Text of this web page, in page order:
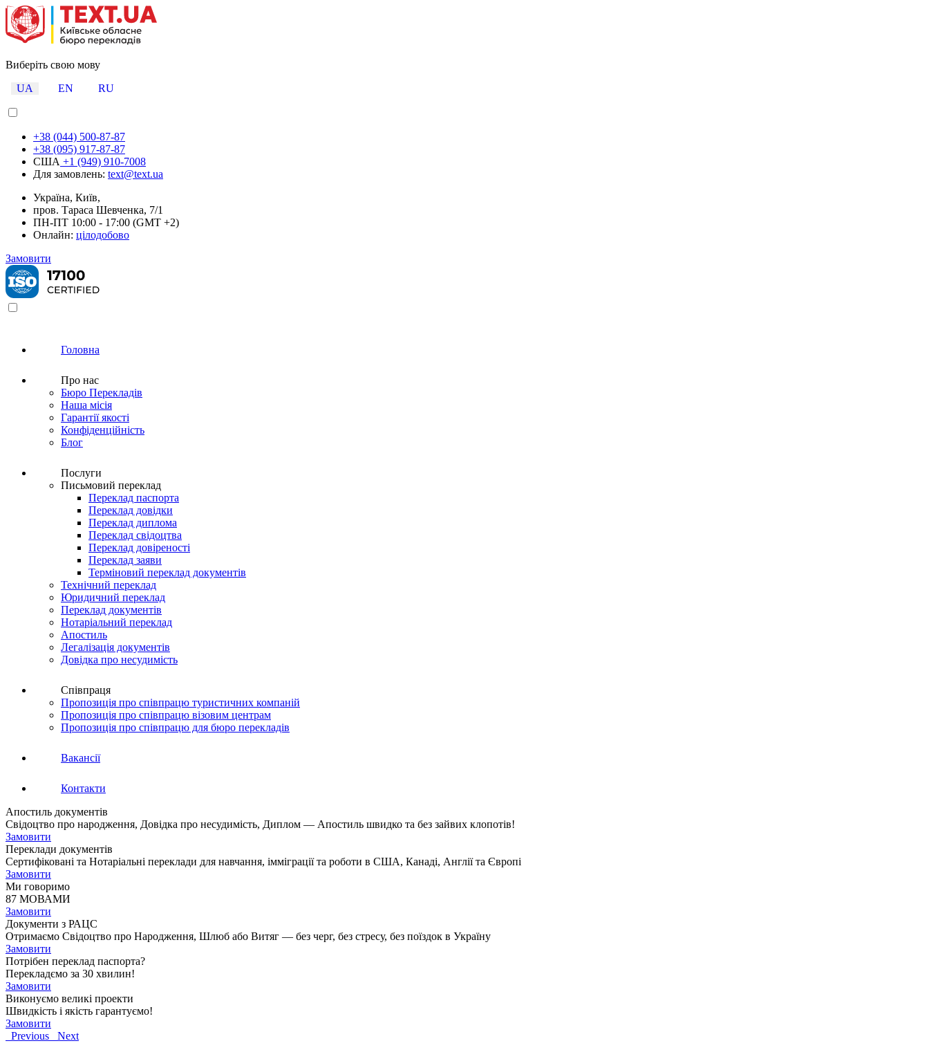
Виберіть свою мову
UA
EN RU
+38 (044) 500-87-87
+38 (095) 917-87-87
США +1 (949) 910-7008
Для замовлень: text@text.ua
Україна, Київ,
пров. Тараса Шевченка, 7/1
ПН-ПТ 10:00 - 17:00 (GMT +2)
Онлайн: цілодобово
Замовити
Головна
Про нас
Бюро Перекладів
Наша місія
Гарантії якості
Конфіденційність
Блог
Послуги
Письмовий переклад
Переклад паспорта
Переклад довідки
Переклад диплома
Переклад свідоцтва
Переклад довіреності
Переклад заяви
Терміновий переклад документів
Технічний переклад
Юридичний переклад
Переклад документів
Нотаріальний переклад
Апостиль
Легалізація документів
Довідка про несудимість
Співпраця
Пропозиція про співпрацю туристичних компаній
Пропозиція про співпрацю візовим центрам
Пропозиція про співпрацю для бюро перекладів
Вакансії
Контакти
Апостиль документів
Свідоцтво про народження, Довідка про несудимість, Диплом — Апостиль швидко та без зайвих клопотів!
Замовити
Переклади документів
Сертифіковані та Нотаріальні переклади для навчання, імміграції та роботи в США, Канаді, Англії та Європі
Замовити
Ми говоримо
87 МОВАМИ
Замовити
Документи з РАЦС
Отримаємо Свідоцтво про Народження, Шлюб або Витяг — без черг, без стресу, без поїздок в Україну
Замовити
Потрібен переклад паспорта?
Перекладємо за 30 хвилин!
Замовити
Виконуємо великі проекти
Швидкість і якість гарантуємо!
Замовити
Previous
Next